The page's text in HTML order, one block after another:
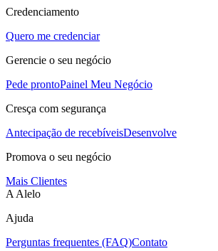
Credenciamento
Quero me credenciar
Gerencie o seu negócio
Pede prontoPainel Meu Negócio
Cresça com segurança
Antecipação de recebíveisDesenvolve
Promova o seu negócio
Mais Clientes
A Alelo
Ajuda
Perguntas frequentes (FAQ)Contato